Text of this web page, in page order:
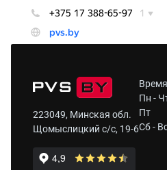
223049, Минская обл.
Щомыслицкий с/с, 19-6
Пн -
Пт
Сб -